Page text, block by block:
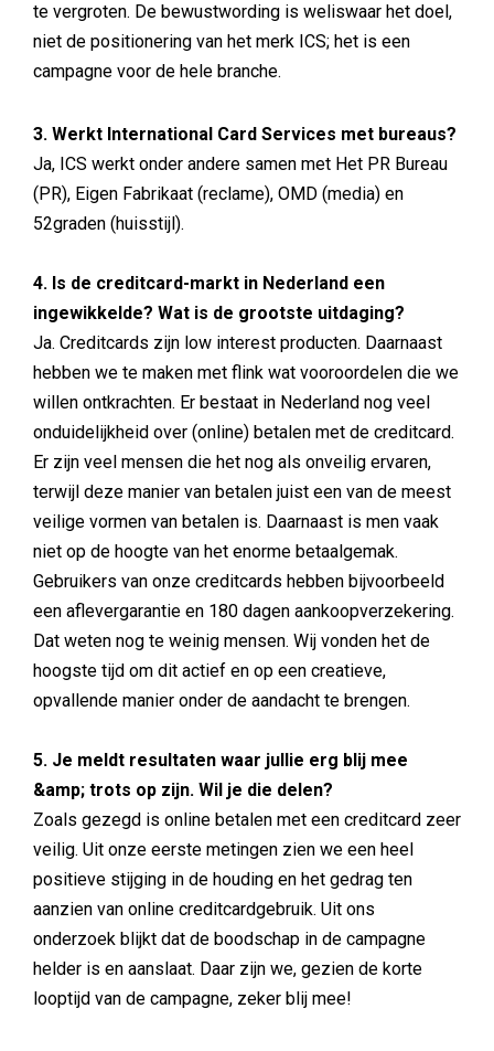
te vergroten. De bewustwording is weliswaar het doel,
niet de positionering van het merk ICS; het is een
campagne voor de hele branche.
3. Werkt International Card Services met bureaus?
Ja, ICS werkt onder andere samen met Het PR Bureau
(PR), Eigen Fabrikaat (reclame), OMD (media) en
52graden (huisstijl).
4. Is de creditcard-markt in Nederland een
ingewikkelde? Wat is de grootste uitdaging?
Ja. Creditcards zijn low interest producten. Daarnaast
hebben we te maken met flink wat vooroordelen die we
willen ontkrachten. Er bestaat in Nederland nog veel
onduidelijkheid over (online) betalen met de creditcard.
Er zijn veel mensen die het nog als onveilig ervaren,
terwijl deze manier van betalen juist een van de meest
veilige vormen van betalen is. Daarnaast is men vaak
niet op de hoogte van het enorme betaalgemak.
Gebruikers van onze creditcards hebben bijvoorbeeld
een aflevergarantie en 180 dagen aankoopverzekering.
Dat weten nog te weinig mensen. Wij vonden het de
hoogste tijd om dit actief en op een creatieve,
opvallende manier onder de aandacht te brengen.
5. Je meldt resultaten waar jullie erg blij mee
&amp; trots op zijn. Wil je die delen?
Zoals gezegd is online betalen met een creditcard zeer
veilig. Uit onze eerste metingen zien we een heel
positieve stijging in de houding en het gedrag ten
aanzien van online creditcardgebruik. Uit ons
onderzoek blijkt dat de boodschap in de campagne
helder is en aanslaat. Daar zijn we, gezien de korte
looptijd van de campagne, zeker blij mee!